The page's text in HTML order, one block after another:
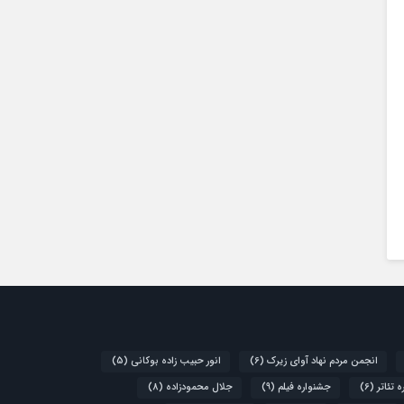
انجمن مردم نهاد آوای زیرک (6) انور حبیب زاده بوکانی (5)
تئاتر (6) جشنواره فیلم (9) جلال محمودزاده (8)